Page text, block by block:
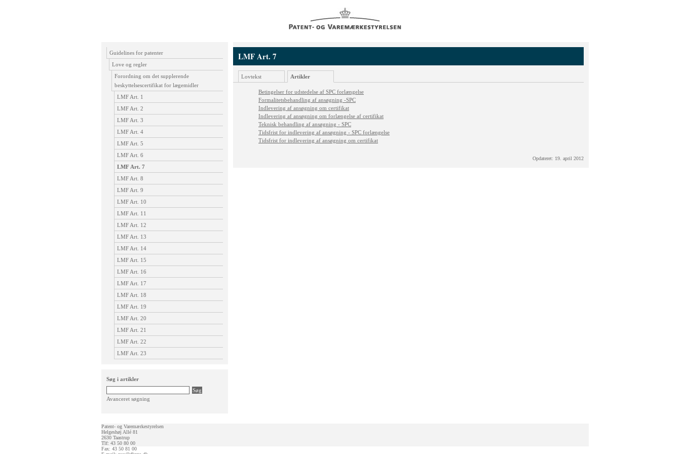
Guidelines for patenter
Love og regler
Forordning om det supplerende
beskyttelsescertifikat for lægemidler
LMF Art. 1
LMF Art. 2
LMF Art. 3
LMF Art. 4
LMF Art. 5
LMF Art. 6
LMF Art. 7
LMF Art. 8
LMF Art. 9
LMF Art. 10
LMF Art. 11
LMF Art. 12
LMF Art. 13
LMF Art. 14
LMF Art. 15
LMF Art. 16
LMF Art. 17
LMF Art. 18
LMF Art. 19
LMF Art. 20
LMF Art. 21
LMF Art. 22
LMF Art. 23
Søg i artikler
Avanceret søgning
LMF Art. 7
Lovtekst Artikler
Betingelser for udstedelse af SPC forlængelse
Formalitetsbehandling af ansøgning -SPC
Indlevering af ansøgning om certifikat
Indlevering af ansøgning om forlængelse af certifikat
Teknisk behandling af ansøgning - SPC
Tidsfrist for indlevering af ansøgning - SPC forlængelse
Tidsfrist for indlevering af ansøgning om certifikat
Opdateret: 19. april 2012
Patent- og Varemærkestyrelsen
Helgeshøj Allé 81
2630 Taastrup
Tlf: 43 50 80 00
Fax: 43 50 81 00